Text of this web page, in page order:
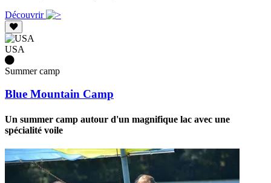
Découvrir
USA
Summer camp
Blue Mountain Camp
Un summer camp autour d'un magnifique lac avec une
spécialité voile